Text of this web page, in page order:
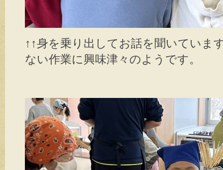
↑↑身を乗り出してお話を聞いていま
ない作業に興味津々のようです。